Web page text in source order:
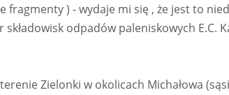
fragmenty ) - wydaje mi się , że jest to
składowisk odpadów paleniskowych E.C.
Zielonki w okolicach Michałowa